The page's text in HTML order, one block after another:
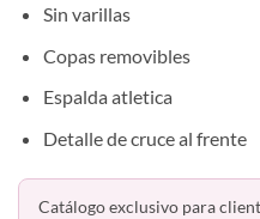
Sin varillas
Copas removibles
Espalda atletica
Detalle de cruce al frente
Catálogo exclusivo para